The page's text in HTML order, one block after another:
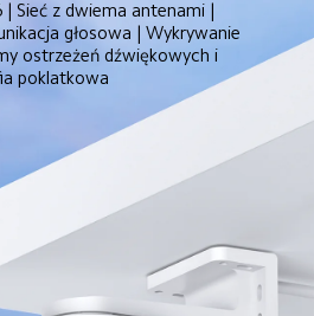
Sieć z dwiema antenami |
głosowa | Wykrywanie
ostrzeżeń dźwiękowych i
poklatkowa